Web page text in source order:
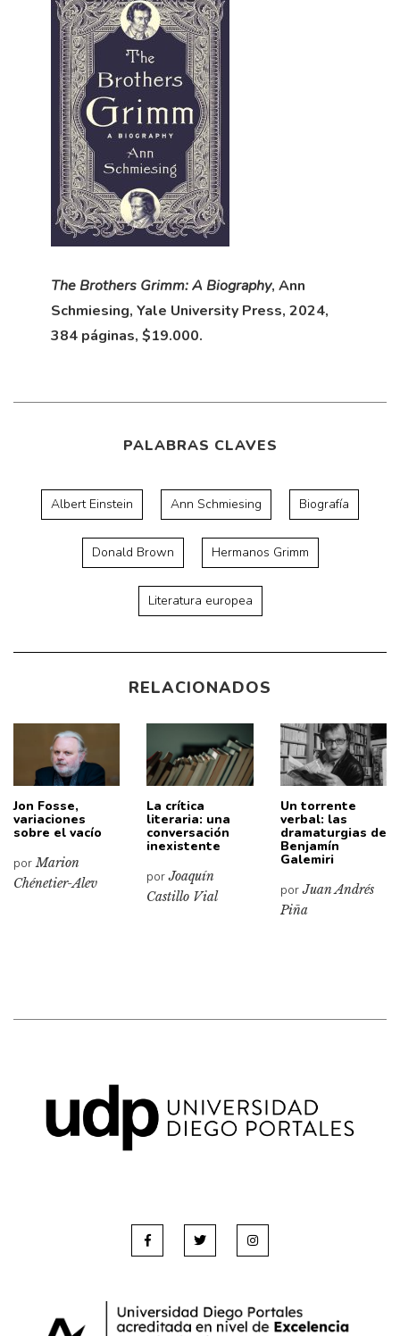
The Brothers Grimm: A Biography, Ann
Schmiesing, Yale University Press, 2024,
384 páginas, $19.000.
PALABRAS CLAVES
Albert Einstein Ann Schmiesing Biografía
Donald Brown Hermanos Grimm
Literatura europea
RELACIONADOS
Jon Fosse,
variaciones
sobre el vacío
porMarion
Chénetier-Alev
La crítica
literaria: una
conversación
inexistente
porJoaquín
Castillo Vial
Un torrente
verbal: las
dramaturgias de
Benjamín
Galemiri
porJuan Andrés
Piña